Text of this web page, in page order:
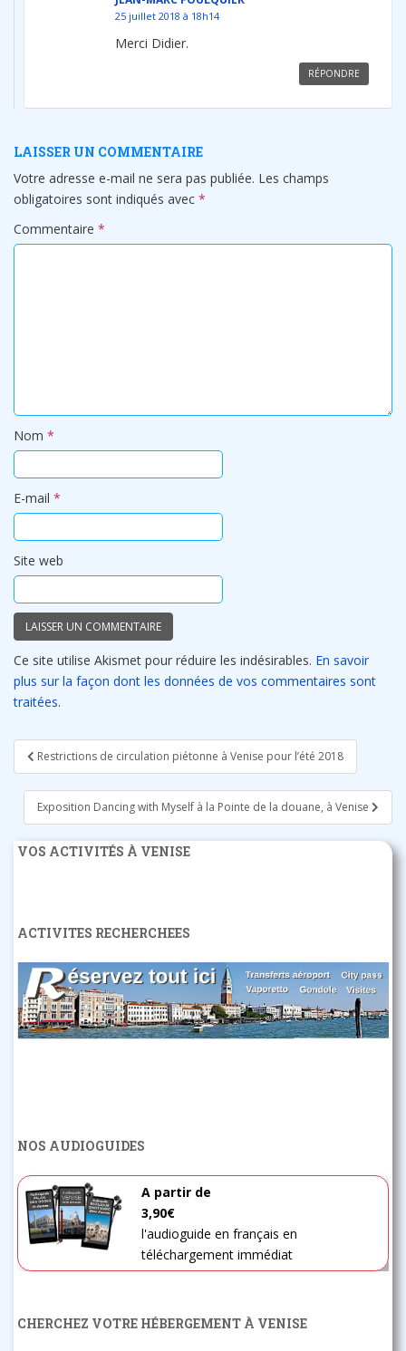
25 juillet 2018 à 18h14
Merci Didier.
RÉPONDRE
LAISSER UN COMMENTAIRE
Votre adresse e-mail ne sera pas publiée. Les champs
obligatoires sont indiqués avec *
Commentaire *
Nom *
E-mail *
Site web
Ce site utilise Akismet pour réduire les indésirables. En savoir
plus sur la façon dont les données de vos commentaires sont
traitées.
Navigation
de
l’article
Restrictions de circulation piétonne à Venise pour l’été 2018
Exposition Dancing with Myself à la Pointe de la douane, à Venise
VOS ACTIVITÉS À VENISE
ACTIVITES RECHERCHEES
NOS AUDIOGUIDES
A partir de
3,90€
l'audioguide en français en
téléchargement immédiat
CHERCHEZ VOTRE HÉBERGEMENT À VENISE